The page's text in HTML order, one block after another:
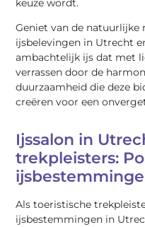
keuze wordt.
Geniet van de
ijsbelevingen in Utrecht
ambachtelijk ijs dat met
verrassen door de
duurzaamheid die deze
creëren voor een
Ijssalon in
trekpleisters:
Als toeristische
ijsbestemmingen in